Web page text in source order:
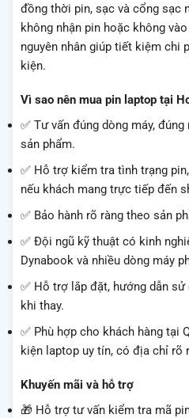
đồng thời pin, sạc và cổng sạc
không nhận pin hoặc không
nguyên nhân giúp tiết kiệm chi
kiện.
Vì sao nên mua pin laptop tại
✅ Tư vấn đúng dòng máy,
sản phẩm.
✅ Hỗ trợ kiểm tra tình trạng
nếu khách mang trực tiếp đến
✅ Bảo hành rõ ràng theo sản
✅ Đội ngũ kỹ thuật có kinh
Dynabook và nhiều dòng máy
✅ Hỗ trợ lắp đặt, hướng dẫn
khi thay.
✅ Phù hợp cho khách hàng tại
kiện laptop uy tín, có địa chỉ rõ
Khuyến mãi và hỗ trợ
🎁 Hỗ trợ tư vấn kiểm tra mã